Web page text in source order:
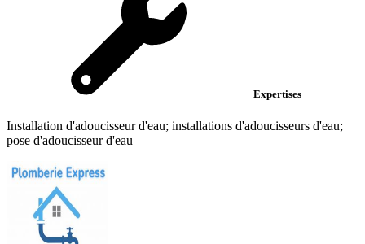
Expertises
Installation d'adoucisseur d'eau; installations d'adoucisseurs d'eau;
pose d'adoucisseur d'eau